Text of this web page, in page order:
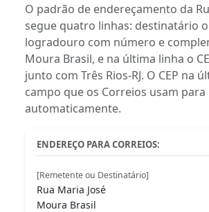
O padrão de endereçamento da
segue quatro linhas: destinatário
logradouro com número e
Moura Brasil, e na última linha o
junto com Três Rios-RJ. O CEP na
campo que os Correios usam
automaticamente.
ENDEREÇO PARA CORREIOS:
[Remetente ou Destinatário]
Rua Maria José
Moura Brasil